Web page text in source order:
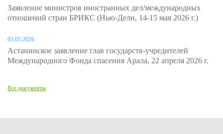
Заявление министров иностранных дел/международных
отношений стран БРИКС (Нью-Дели, 14-15 мая 2026 г.)
03.05.2026
Астанинское заявление глав государств-учредителей
Международного Фонда спасения Арала, 22 апреля 2026 г.
Все документы